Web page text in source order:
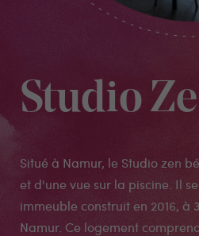
Studio
Situé à Namur, le Studio zen
et d'une vue sur la piscine. Il
immeuble construit en 2016, à
Namur. Ce logement